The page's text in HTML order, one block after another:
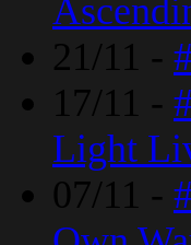
21/11 -
17/11 -
Light
07/11 -